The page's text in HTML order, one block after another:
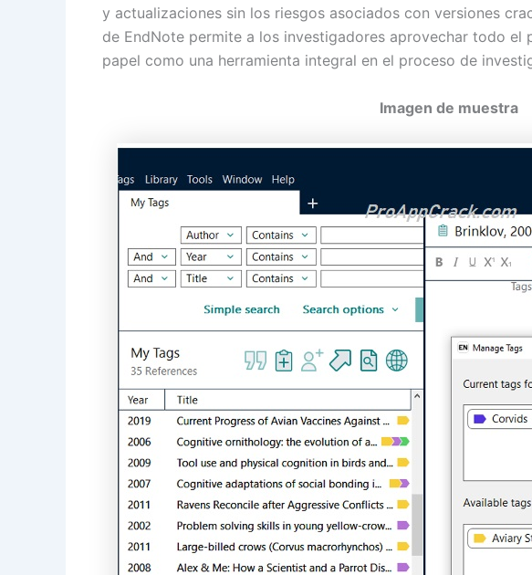
y actualizaciones sin los riesgos asociados con versiones
de EndNote permite a los investigadores aprovechar todo
papel como una herramienta integral en el proceso de
Imagen de muestra